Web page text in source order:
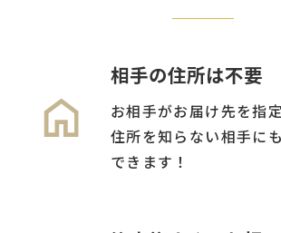
相手の住所は不要
お相手がお届け先を指
住所を知らない相手に
できます！